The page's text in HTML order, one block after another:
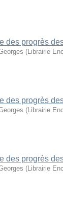
des progrès
(Librairie
des progrès
(Librairie
des progrès
(Librairie